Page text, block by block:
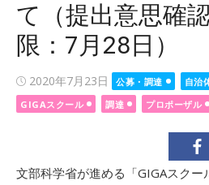
て（提出意思確
限：7月28日）
Posted
on
2020年7月23日 公募・調達 自治
GIGAスクール 調達 プロポーザル
文部科学省が進める「GIGAスクー